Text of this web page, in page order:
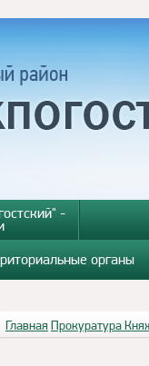
-
органы
Главная Прокуратура